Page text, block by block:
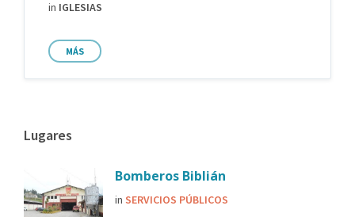
in IGLESIAS
MÁS
Lugares
Bomberos Biblián
in SERVICIOS PÚBLICOS